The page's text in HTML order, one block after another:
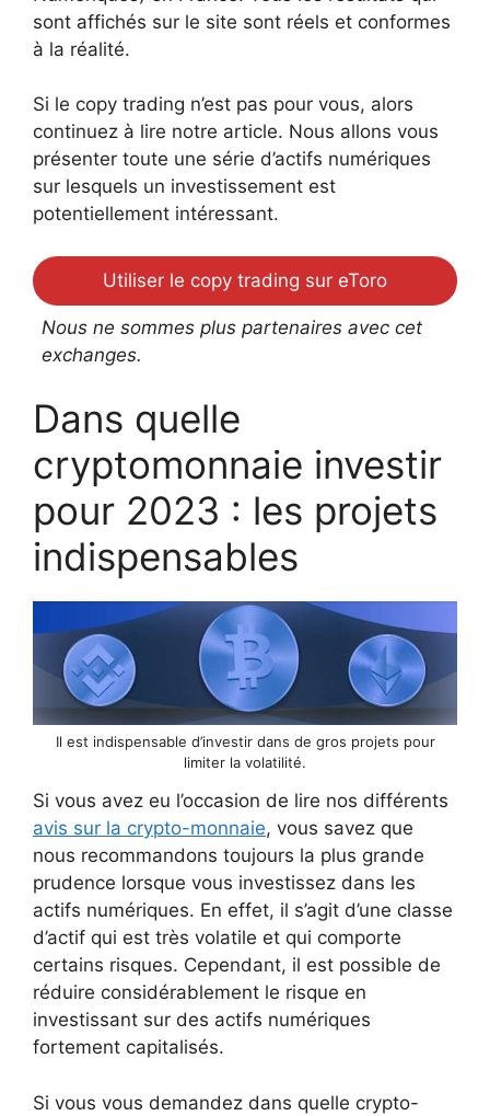
sont affichés sur le site sont réels et conformes
à la réalité.
Si le copy trading n’est pas pour vous, alors
continuez à lire notre article. Nous allons vous
présenter toute une série d’actifs numériques
sur lesquels un investissement est
potentiellement intéressant.
Utiliser le copy trading sur eToro
Nous ne sommes plus partenaires avec cet
exchanges.
Dans quelle
cryptomonnaie investir
pour 2023 : les projets
indispensables
Il est indispensable d’investir dans de gros projets pour
limiter la volatilité.
Si vous avez eu l’occasion de lire nos différents
avis sur la crypto-monnaie, vous savez que
nous recommandons toujours la plus grande
prudence lorsque vous investissez dans les
actifs numériques. En effet, il s’agit d’une classe
d’actif qui est très volatile et qui comporte
certains risques. Cependant, il est possible de
réduire considérablement le risque en
investissant sur des actifs numériques
fortement capitalisés.
Si vous vous demandez dans quelle crypto-